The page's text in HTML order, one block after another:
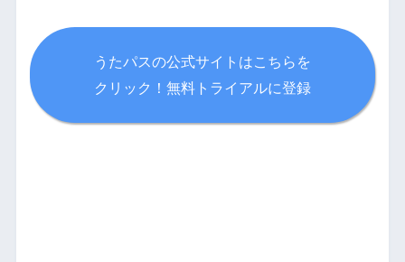
うたパスの公式サイトはこちらを
クリック！無料トライアルに登録